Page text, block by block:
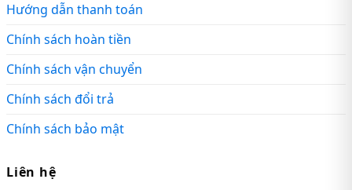
Hướng dẫn thanh toán
Chính sách hoàn tiền
Chính sách vận chuyển
Chính sách đổi trả
Chính sách bảo mật
Liên hệ